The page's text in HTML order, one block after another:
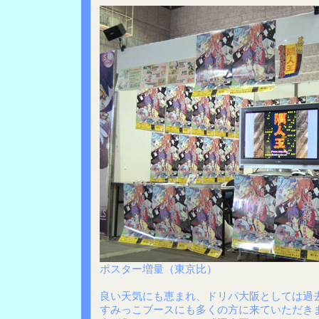
ポスター増量（東京比）
良い天気にも恵まれ、ドリパ大阪としては
すみっこブースにも多くの方に来ていただき